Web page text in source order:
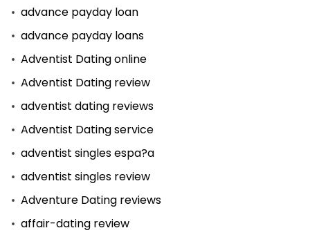
advance payday loan
advance payday loans
Adventist Dating online
Adventist Dating review
adventist dating reviews
Adventist Dating service
adventist singles espa?a
adventist singles review
Adventure Dating reviews
affair-dating review